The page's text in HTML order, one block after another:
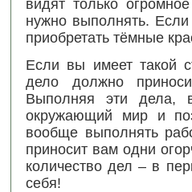
видят только
нужно выполнять.
приобретать тёмные
Если вы имеет такой
дело должно
Выполняя эти дела,
окружающий мир и
вообще выполнять
приносит вам одни
количество дел – в
себя!